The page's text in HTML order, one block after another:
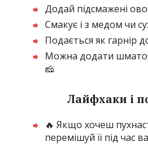
Додай підсмажені
Смакує і з медом чи
Подається як гарнір
Можна додати
🧀
Лайфхаки і
🔥 Якщо хочеш
перемішуй її під час